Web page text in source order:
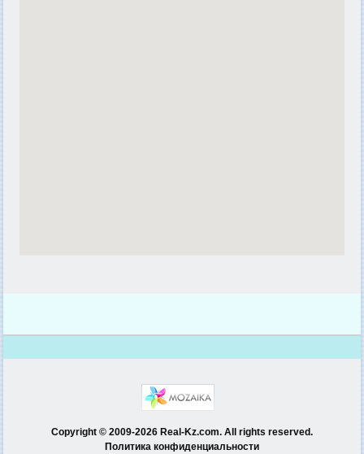
Copyright © 2009-2026 Real-Kz.com. All rights reserved.
Политика конфиденциальности